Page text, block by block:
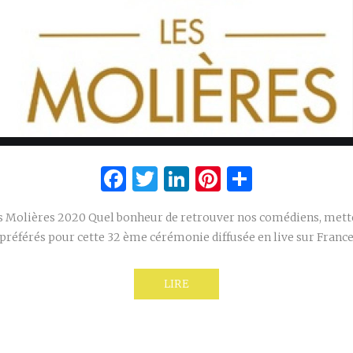
Facebook
Twitter
LinkedIn
Pinterest
Molières 2020 Quel bonheur de retrouver nos comédiens,
pour cette 32 ème cérémonie diffusée en live sur
LIRE